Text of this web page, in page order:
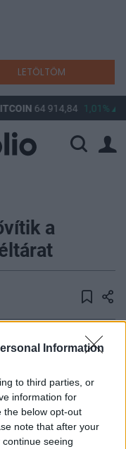
Information
to third parties, or
information for
the below opt-out
note that after your
seeing
LETÖLTÖM
64 914,84 1,01%
a
Magyar
során az 1990-
cikkében.
ingatlanpiac
Idén a 22.